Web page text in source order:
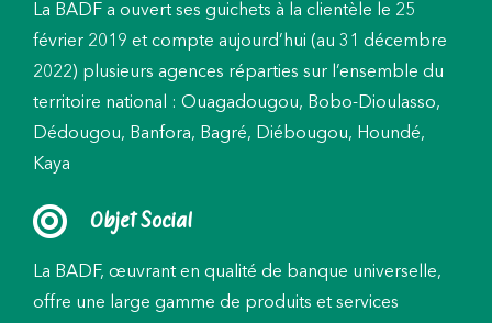
La BADF a ouvert ses guichets à la clientèle le 25
février 2019 et compte aujourd’hui (au 31 décembre
2022) plusieurs agences réparties sur l’ensemble du
territoire national : Ouagadougou, Bobo-Dioulasso,
Dédougou, Banfora, Bagré, Diébougou, Houndé,
Kaya
Objet Social
La BADF, œuvrant en qualité de banque universelle,
offre une large gamme de produits et services